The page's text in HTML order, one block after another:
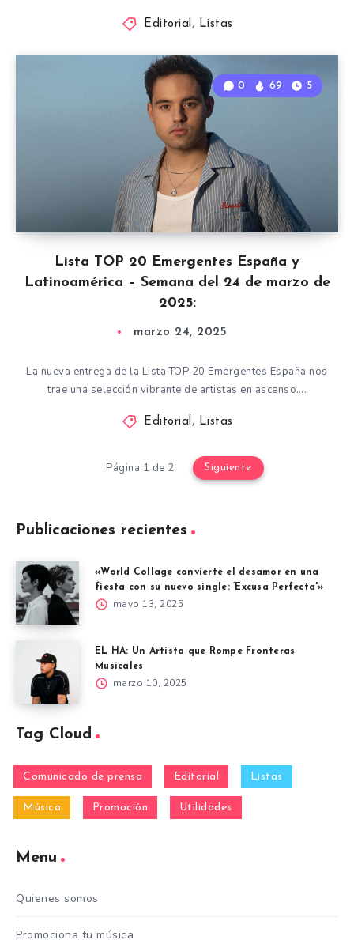
Editorial, Listas
Lista TOP 20 Emergentes España y
Latinoamérica – Semana del 24 de marzo de
2025:
0 69 5
marzo 24, 2025
La nueva entrega de la Lista TOP 20 Emergentes España nos
trae una selección vibrante de artistas en ascenso….
Editorial, Listas
Página 1 de 2 Siguiente
Publicaciones recientes
«World Collage convierte el desamor en una
fiesta con su nuevo single: ‘Excusa Perfecta'»
mayo 13, 2025
EL HA: Un Artista que Rompe Fronteras
Musicales
marzo 10, 2025
Tag Cloud
Comunicado de prensa Editorial Listas
Música Promoción Utilidades
Menu
Quienes somos
Promociona tu música